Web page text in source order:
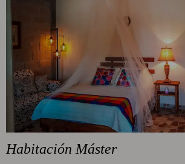
Habitación Máster